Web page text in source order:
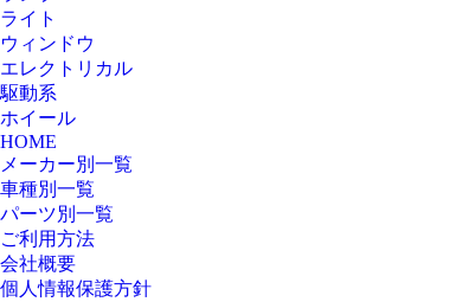
ライト
ウィンドウ
エレクトリカル
駆動系
ホイール
HOME
メーカー別一覧
車種別一覧
パーツ別一覧
ご利用方法
会社概要
個人情報保護方針